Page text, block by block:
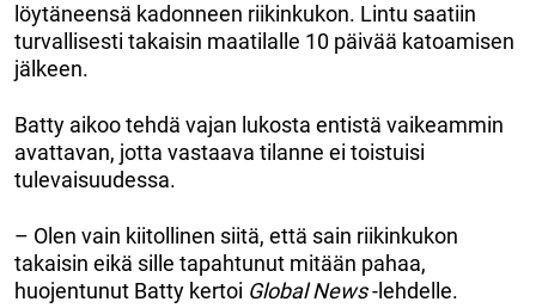
löytäneensä kadonneen riikinkukon. Lintu saatiin
turvallisesti takaisin maatilalle 10 päivää katoamisen
jälkeen.
Batty aikoo tehdä vajan lukosta entistä vaikeammin
avattavan, jotta vastaava tilanne ei toistuisi
tulevaisuudessa.
– Olen vain kiitollinen siitä, että sain riikinkukon
takaisin eikä sille tapahtunut mitään pahaa,
huojentunut Batty kertoi Global News-lehdelle.